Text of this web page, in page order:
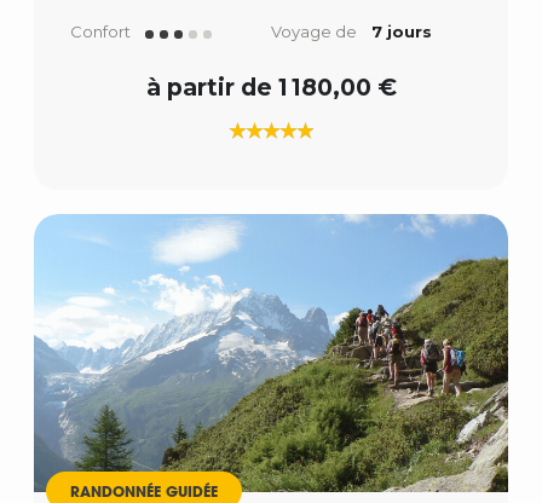
Confort Voyage de 7 jours
à partir de 1 180,00 €
RANDONNÉE GUIDÉE